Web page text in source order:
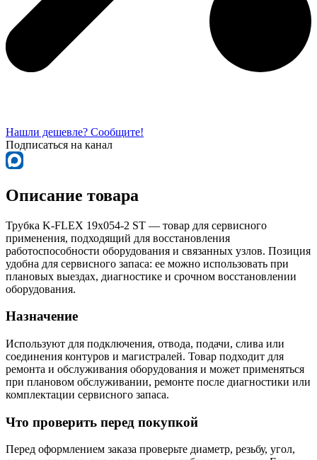
Нашли дешевле? Сообщите!
Подписаться на канал
Описание товара
Трубка K-FLEX 19x054-2 ST — товар для сервисного
применения, подходящий для восстановления
работоспособности оборудования и связанных узлов. Позиция
удобна для сервисного запаса: ее можно использовать при
плановых выездах, диагностике и срочном восстановлении
оборудования.
Назначение
Используют для подключения, отвода, подачи, слива или
соединения контуров и магистралей. Товар подходит для
ремонта и обслуживания оборудования и может применяться
при плановом обслуживании, ремонте после диагностики или
комплектации сервисного запаса.
Что проверить перед покупкой
Перед оформлением заказа проверьте диаметр, резьбу, угол,